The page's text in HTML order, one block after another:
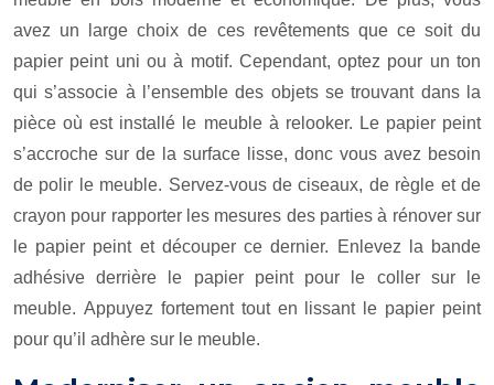
avez un large choix de ces revêtements que ce soit du
papier peint uni ou à motif. Cependant, optez pour un ton
qui s’associe à l’ensemble des objets se trouvant dans la
pièce où est installé le meuble à relooker. Le papier peint
s’accroche sur de la surface lisse, donc vous avez besoin
de polir le meuble. Servez-vous de ciseaux, de règle et de
crayon pour rapporter les mesures des parties à rénover sur
le papier peint et découper ce dernier. Enlevez la bande
adhésive derrière le papier peint pour le coller sur le
meuble. Appuyez fortement tout en lissant le papier peint
pour qu’il adhère sur le meuble.